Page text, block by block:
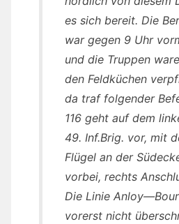
es sich bereit. Die
war gegen 9 Uhr
und die Truppen
den Feldküchen
da traf folgender
116 geht auf dem
49. Inf.Brig. vor, mit
Flügel an der
vorbei, rechts
Die Linie
vorerst nicht